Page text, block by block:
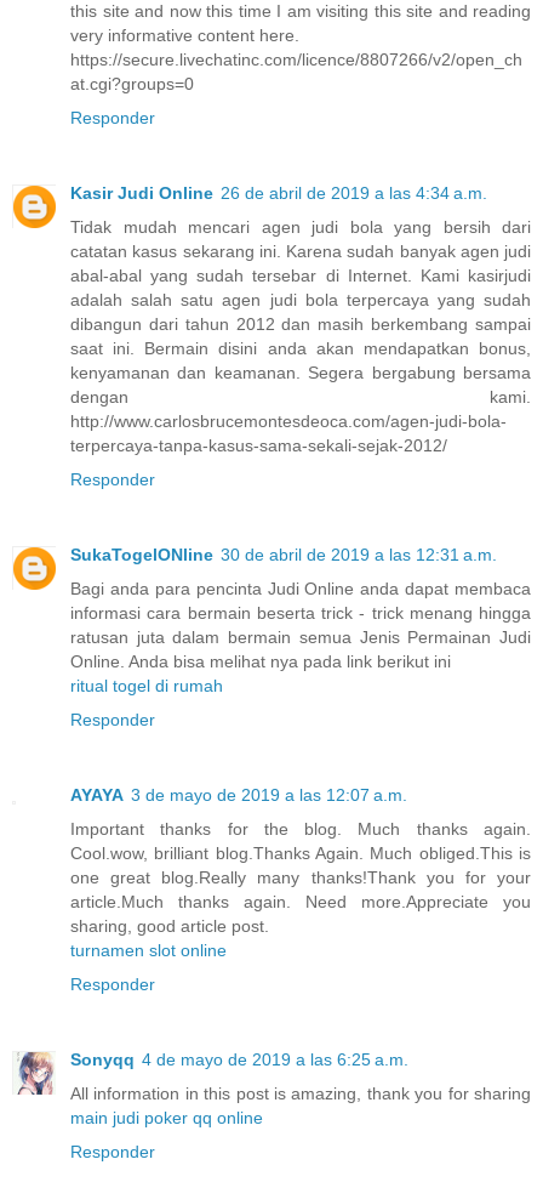
this site and now this time I am visiting this site and reading
very informative content here.
https://secure.livechatinc.com/licence/8807266/v2/open_ch
at.cgi?groups=0
Responder
Kasir Judi Online 26 de abril de 2019 a las 4:34 a.m.
Tidak mudah mencari agen judi bola yang bersih dari
catatan kasus sekarang ini. Karena sudah banyak agen judi
abal-abal yang sudah tersebar di Internet. Kami kasirjudi
adalah salah satu agen judi bola terpercaya yang sudah
dibangun dari tahun 2012 dan masih berkembang sampai
saat ini. Bermain disini anda akan mendapatkan bonus,
kenyamanan dan keamanan. Segera bergabung bersama
dengan kami.
http://www.carlosbrucemontesdeoca.com/agen-judi-bola-
terpercaya-tanpa-kasus-sama-sekali-sejak-2012/
Responder
SukaTogelONline 30 de abril de 2019 a las 12:31 a.m.
Bagi anda para pencinta Judi Online anda dapat membaca
informasi cara bermain beserta trick - trick menang hingga
ratusan juta dalam bermain semua Jenis Permainan Judi
Online. Anda bisa melihat nya pada link berikut ini
ritual togel di rumah
Responder
AYAYA 3 de mayo de 2019 a las 12:07 a.m.
Important thanks for the blog. Much thanks again.
Cool.wow, brilliant blog.Thanks Again. Much obliged.This is
one great blog.Really many thanks!Thank you for your
article.Much thanks again. Need more.Appreciate you
sharing, good article post.
turnamen slot online
Responder
Sonyqq 4 de mayo de 2019 a las 6:25 a.m.
All information in this post is amazing, thank you for sharing
main judi poker qq online
Responder